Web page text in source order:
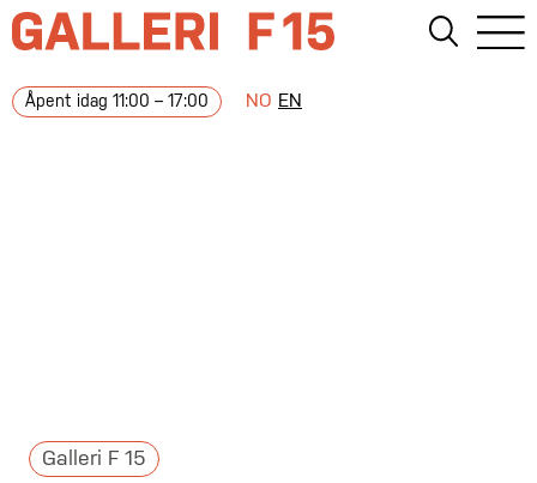
Åpent idag 11:00 – 17:00 NO EN
Galleri F 15